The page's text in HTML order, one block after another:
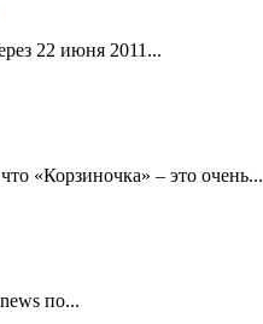
22 июня 2011...
«Корзиночка» – это очень...
по...